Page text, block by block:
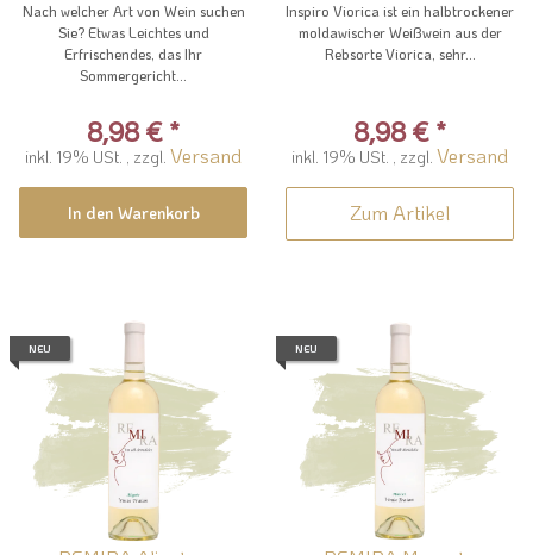
Nach welcher Art von Wein suchen
Sie? Etwas Leichtes und
Erfrischendes, das Ihr
Sommergericht...
8,98 € *
inkl. 19% USt. , zzgl. Versand
In den Warenkorb
Inspiro Viorica ist ein halbtrockener
moldawischer Weißwein aus der
Rebsorte Viorica, sehr...
8,98 € *
inkl. 19% USt. , zzgl. Versand
Zum Artikel
NEU NEU